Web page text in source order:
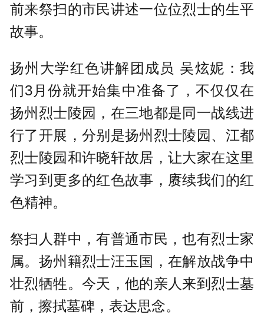
前来祭扫的市民讲述一位位烈士的生平
故事。
扬州大学红色讲解团成员 吴炫妮：我
们3月份就开始集中准备了，不仅仅在
扬州烈士陵园，在三地都是同一战线进
行了开展，分别是扬州烈士陵园、江都
烈士陵园和许晓轩故居，让大家在这里
学习到更多的红色故事，赓续我们的红
色精神。
祭扫人群中，有普通市民，也有烈士家
属。扬州籍烈士汪玉国，在解放战争中
壮烈牺牲。今天，他的亲人来到烈士墓
前，擦拭墓碑，表达思念。